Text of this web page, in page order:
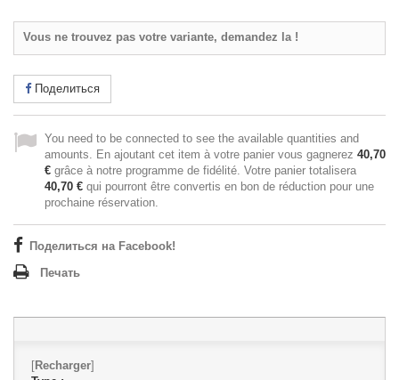
Vous ne trouvez pas votre variante, demandez la !
Поделиться
You need to be connected to see the available quantities and
amounts. En ajoutant cet item à votre panier vous gagnerez 40,70
€ grâce à notre programme de fidélité. Votre panier totalisera
40,70 € qui pourront être convertis en bon de réduction pour une
prochaine réservation.
Поделиться на Facebook!
Печать
[Recharger]